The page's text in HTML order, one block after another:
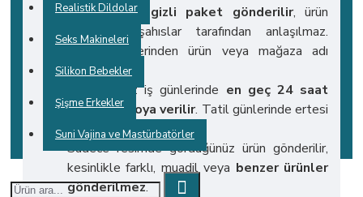
Realistik Dildolar
Seks Makineleri
Silikon Bebekler
Şişme Erkekler
Suni Vajina ve Mastürbatörler
Tüm ürünler gizli paket gönderilir, ürün
içeriği 3. şahıslar tarafından anlaşılmaz.
Ambalaj üzerinden ürün veya mağaza adı
görülmez.
Siparişleriniz iş günlerinde en geç 24 saat
içinde kargoya verilir. Tatil günlerinde ertesi
iş günü kargoya verilir.
Sadece resimde gördüğünüz ürün gönderilir,
kesinlikle farklı, muadil veya benzer ürünler
gönderilmez.